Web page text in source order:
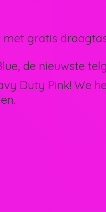
met gratis
de nieuwste
Duty Pink! We